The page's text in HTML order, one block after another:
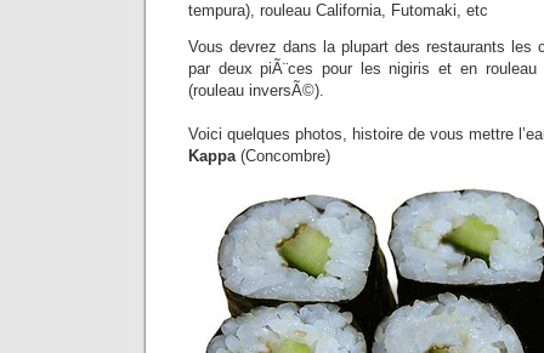
tempura), rouleau California, Futomaki, etc
Vous devrez dans la plupart des restaurants
par deux piÃ¨ces pour les nigiris et en
(rouleau inversÃ©).
Voici quelques photos, histoire de vous mettre
Kappa(Concombre)